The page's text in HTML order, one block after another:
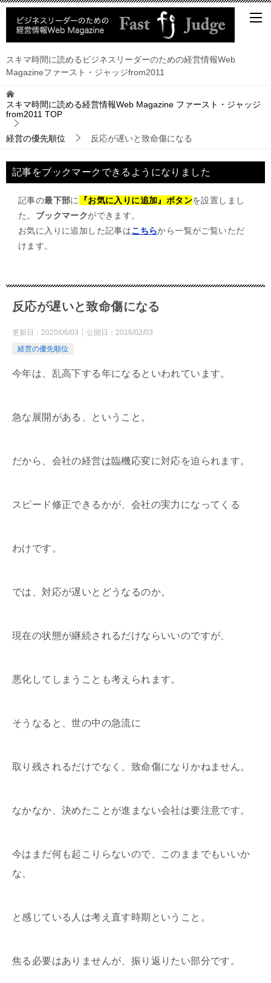
スキマ時間に読めるビジネスリーダーのための経営情報Web
Magazineファースト・ジャッジfrom2011
スキマ時間に読める経営情報Web Magazine ファースト・ジャッジ
from2011 TOP
経営の優先順位 反応が遅いと致命傷になる
記事をブックマークできるようになりました
記事の最下部に 『お気に入りに追加』ボタンを設置しまし
た。 ブックマークができます。
お気に入りに追加した記事はこちらから一覧がご覧いただ
けます。
反応が遅いと致命傷になる
更新日： 2020/06/03 公開日： 2016/02/03
経営の優先順位
今年は、乱高下する年になるといわれています。
急な展開がある、ということ。
だから、会社の経営は臨機応変に対応を迫られます。
スピード修正できるかが、会社の実力になってくる
わけです。
では、対応が遅いとどうなるのか。
現在の状態が継続されるだけならいいのですが、
悪化してしまうことも考えられます。
そうなると、世の中の急流に
取り残されるだけでなく、致命傷になりかねません。
なかなか、決めたことが進まない会社は要注意です。
今はまだ何も起こりらないので、このままでもいいか
な、
と感じている人は考え直す時期ということ。
焦る必要はありませんが、振り返りたい部分です。